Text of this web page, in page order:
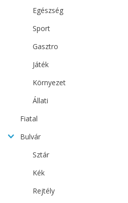
Egészség
Sport
Gasztro
Játék
Környezet
Állati
Fiatal
Bulvár
Sztár
Kék
Rejtély